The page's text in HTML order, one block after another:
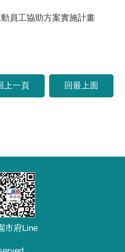
員工協助方案實施計畫
上一頁 回最上面
市府Line